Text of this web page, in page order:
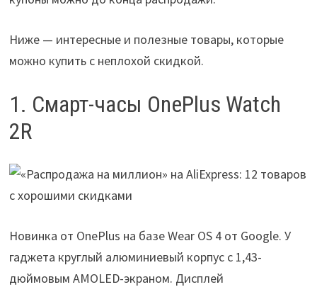
Ниже — интересные и полезные товары, которые
можно купить с неплохой скидкой.
1. Смарт-часы OnePlus Watch
2R
Новинка от OnePlus на базе Wear OS 4 от Google. У
гаджета круглый алюминиевый корпус с 1,43-
дюймовым AMOLED-экраном. Дисплей